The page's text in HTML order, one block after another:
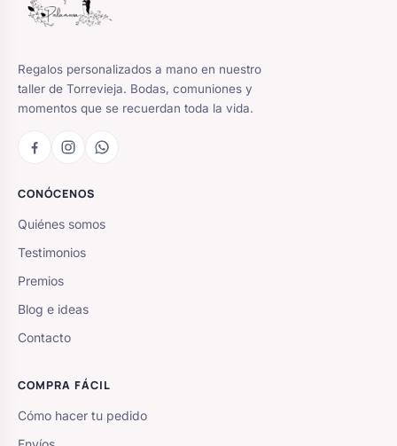
Regalos personalizados a mano en nuestro
taller de Torrevieja. Bodas, comuniones y
momentos que se recuerdan toda la vida.
CONÓCENOS
Quiénes somos
Testimonios
Premios
Blog e ideas
Contacto
COMPRA FÁCIL
Cómo hacer tu pedido